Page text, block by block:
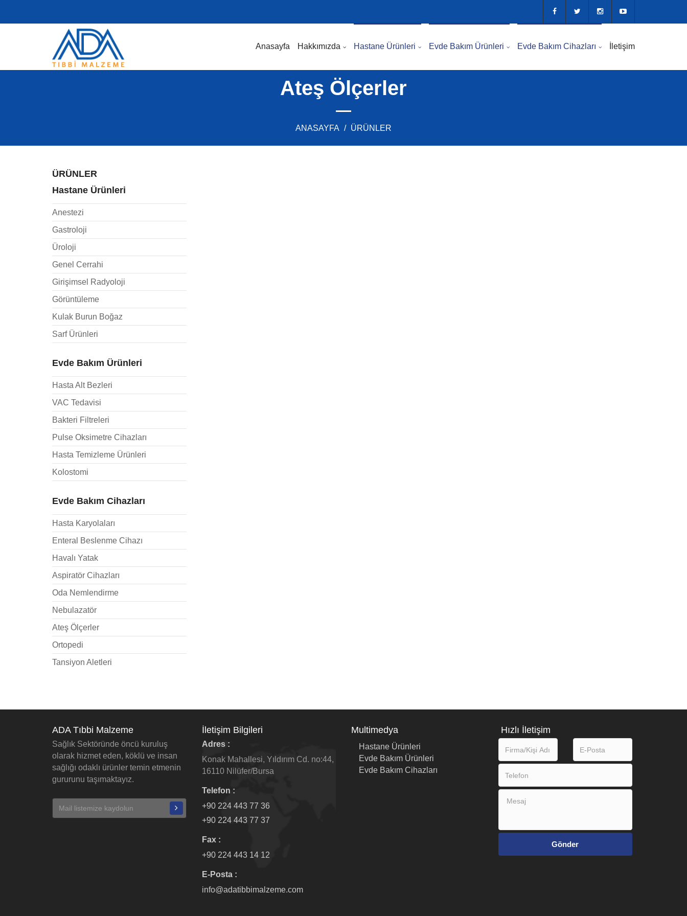
Anasayfa Hakkımızda Hastane Ürünleri Evde Bakım Ürünleri Evde Bakım Cihazları İletişim
Ateş Ölçerler
ANASAYFA ÜRÜNLER
ÜRÜNLER
Hastane Ürünleri
Anestezi
Gastroloji
Üroloji
Genel Cerrahi
Girişimsel Radyoloji
Görüntüleme
Kulak Burun Boğaz
Sarf Ürünleri
Evde Bakım Ürünleri
Hasta Alt Bezleri
VAC Tedavisi
Bakteri Filtreleri
Pulse Oksimetre Cihazları
Hasta Temizleme Ürünleri
Kolostomi
Evde Bakım Cihazları
Hasta Karyolaları
Enteral Beslenme Cihazı
Havalı Yatak
Aspiratör Cihazları
Oda Nemlendirme
Nebulazatör
Ateş Ölçerler
Ortopedi
Tansiyon Aletleri
ADA Tıbbi Malzeme
Sağlık Sektöründe öncü kuruluş
olarak hizmet eden, köklü ve insan
sağlığı odaklı ürünler temin etmenin
gururunu taşımaktayız.
İletişim Bilgileri
Adres :
Konak Mahallesi, Yıldırım Cd. no:44,
16110 Nilüfer/Bursa
Telefon :
+90 224 443 77 36
+90 224 443 77 37
Fax :
+90 224 443 14 12
E-Posta :
info@adatibbimalzeme.com
Multimedya
Hastane Ürünleri
Evde Bakım Ürünleri
Evde Bakım Cihazları
Hızlı İletişim
Gönder